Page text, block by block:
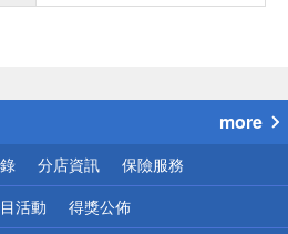
小心！
more
分店資訊 保險服務
活動 得獎公佈